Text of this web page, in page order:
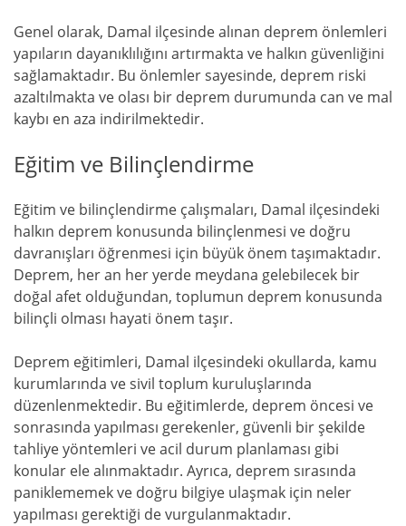
Genel olarak, Damal ilçesinde alınan deprem önlemleri
yapıların dayanıklılığını artırmakta ve halkın güvenliğini
sağlamaktadır. Bu önlemler sayesinde, deprem riski
azaltılmakta ve olası bir deprem durumunda can ve mal
kaybı en aza indirilmektedir.
Eğitim ve Bilinçlendirme
Eğitim ve bilinçlendirme çalışmaları, Damal ilçesindeki
halkın deprem konusunda bilinçlenmesi ve doğru
davranışları öğrenmesi için büyük önem taşımaktadır.
Deprem, her an her yerde meydana gelebilecek bir
doğal afet olduğundan, toplumun deprem konusunda
bilinçli olması hayati önem taşır.
Deprem eğitimleri, Damal ilçesindeki okullarda, kamu
kurumlarında ve sivil toplum kuruluşlarında
düzenlenmektedir. Bu eğitimlerde, deprem öncesi ve
sonrasında yapılması gerekenler, güvenli bir şekilde
tahliye yöntemleri ve acil durum planlaması gibi
konular ele alınmaktadır. Ayrıca, deprem sırasında
paniklememek ve doğru bilgiye ulaşmak için neler
yapılması gerektiği de vurgulanmaktadır.